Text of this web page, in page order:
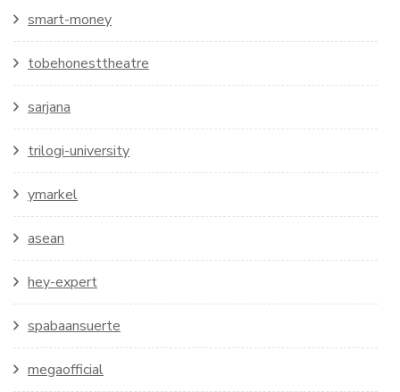
smart-money
tobehonesttheatre
sarjana
trilogi-university
ymarkel
asean
hey-expert
spabaansuerte
megaofficial